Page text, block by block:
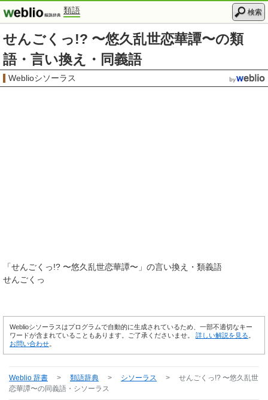
類語 検索
せんごくっ!? 〜悠久乱世恋華譚〜の類
語・言い換え・同義語
Weblioシソーラス
「せんごくっ!? 〜悠久乱世恋華譚〜 」の言い換え・類義語
せんごくっ
Weblioシソーラスはプログラムで自動的に生成されているため、一部不適切なキー
ワードが含まれていることもあります。ご了承くださいませ。 詳しい解説を見る
お問い合わせ
Weblio 辞書 > 類語辞典 > シソーラス >
せんごくっ!? 〜悠久乱世
恋華譚〜の同義語・シソーラス